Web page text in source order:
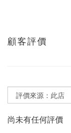
顧客評價
尚未有任何評價